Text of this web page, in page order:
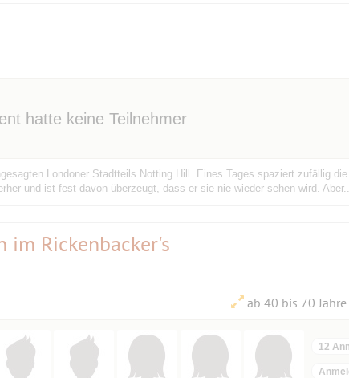
hatte keine Teilnehmer
Londoner Stadtteils Notting Hill. Eines Tages spaziert zufällig
und ist fest davon überzeugt, dass er sie nie wieder sehen wird. Aber...
im Rickenbacker's
ab 40 bis 70 Jahre
12